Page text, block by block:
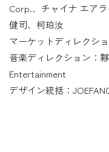
Corp.、チャイナ エア
健司、柯珀汝
マーケットディレクシ
音楽ディレクション：
Entertainment
デザイン統括：